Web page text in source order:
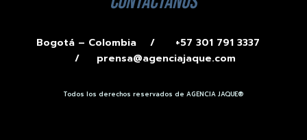
Bogotá – Colombia /
+57 301 791 3337
/ prensa@agenciajaque.com
Todos los derechos reservados de AGENCIA JAQUE®